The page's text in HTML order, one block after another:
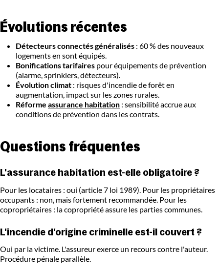
Évolutions récentes
Détecteurs connectés généralisés : 60 % des nouveaux
logements en sont équipés.
Bonifications tarifaires pour équipements de prévention
(alarme, sprinklers, détecteurs).
Évolution climat : risques d'incendie de forêt en
augmentation, impact sur les zones rurales.
Réforme assurance habitation : sensibilité accrue aux
conditions de prévention dans les contrats.
Questions fréquentes
L'assurance habitation est-elle obligatoire ?
Pour les locataires : oui (article 7 loi 1989). Pour les propriétaires
occupants : non, mais fortement recommandée. Pour les
copropriétaires : la copropriété assure les parties communes.
L'incendie d'origine criminelle est-il couvert ?
Oui par la victime. L'assureur exerce un recours contre l'auteur.
Procédure pénale parallèle.